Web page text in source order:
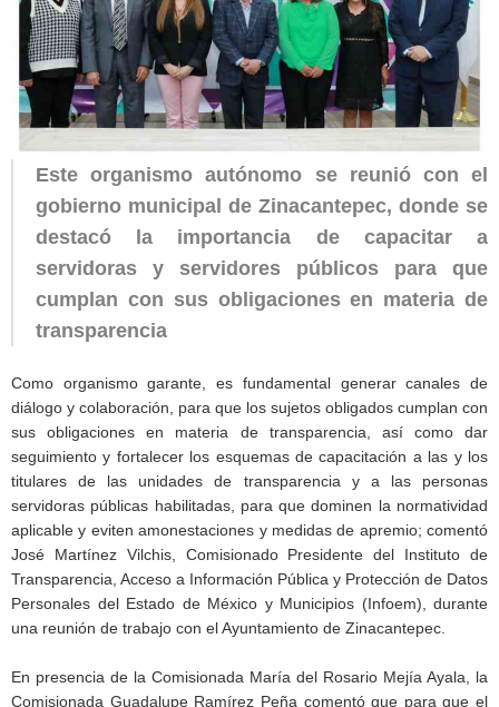
Este organismo autónomo se reunió con el
gobierno municipal de Zinacantepec, donde se
destacó la importancia de capacitar a
servidoras y servidores públicos para que
cumplan con sus obligaciones en materia de
transparencia
Como organismo garante, es fundamental generar canales de
diálogo y colaboración, para que los sujetos obligados cumplan con
sus obligaciones en materia de transparencia, así como dar
seguimiento y fortalecer los esquemas de capacitación a las y los
titulares de las unidades de transparencia y a las personas
servidoras públicas habilitadas, para que dominen la normatividad
aplicable y eviten amonestaciones y medidas de apremio; comentó
José Martínez Vilchis, Comisionado Presidente del Instituto de
Transparencia, Acceso a Información Pública y Protección de Datos
Personales del Estado de México y Municipios (Infoem), durante
una reunión de trabajo con el Ayuntamiento de Zinacantepec.
En presencia de la Comisionada María del Rosario Mejía Ayala, la
Comisionada Guadalupe Ramírez Peña comentó que para que el